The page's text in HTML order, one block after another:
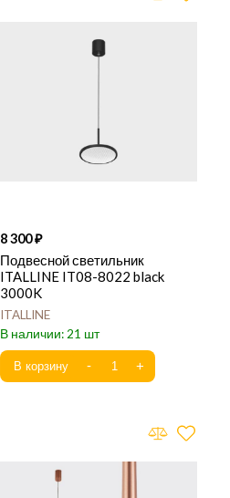
8 300
Подвесной светильник
ITALLINE IT08-8022 black
3000K
ITALLINE
21